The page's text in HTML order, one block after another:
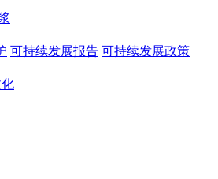
可持续发展报告 可持续发展政策
化